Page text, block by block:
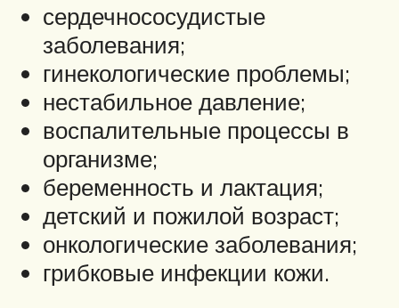
сердечнососудистые
заболевания;
гинекологические проблемы;
нестабильное давление;
воспалительные процессы в
организме;
беременность и лактация;
детский и пожилой возраст;
онкологические заболевания;
грибковые инфекции кожи.